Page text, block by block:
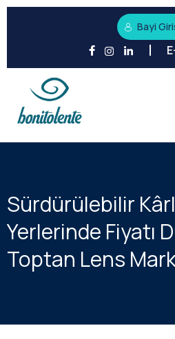
Bayi
Sürdürülebilir
Yerlerinde Fiyatı
Toptan Lens